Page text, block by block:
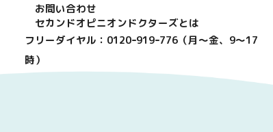
お問い合わせ
セカンドオピニオンドクターズとは
フリーダイヤル：0120ｰ919ｰ776（月～金、9～17
時）